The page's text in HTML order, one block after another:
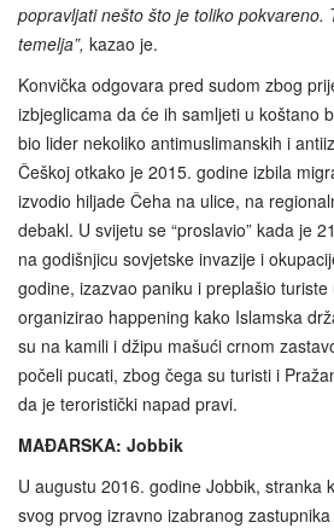
popravljati nešto što je toliko pokvareno.
temelja”, kazao je.
Konvička odgovara pred sudom zbog
izbjeglicama da će ih samljeti u koštano
bio lider nekoliko antimuslimanskih i
Češkoj otkako je 2015. godine izbila
izvodio hiljade Čeha na ulice, na
debakl. U svijetu se “proslavio” kada je
na godišnjicu sovjetske invazije i
godine, izazvao paniku i preplašio
organizirao happening kako Islamska
su na kamili i džipu mašući crnom
počeli pucati, zbog čega su turisti i
da je teroristički napad pravi.
MAĐARSKA: Jobbik
U augustu 2016. godine Jobbik, stranka
svog prvog izravno izabranog